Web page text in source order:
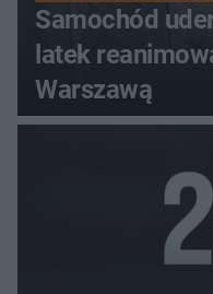
Samochód
latek
Warszawą